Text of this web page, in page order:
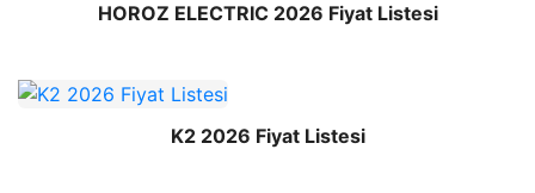
HOROZ ELECTRIC 2026 Fiyat Listesi
K2 2026 Fiyat Listesi